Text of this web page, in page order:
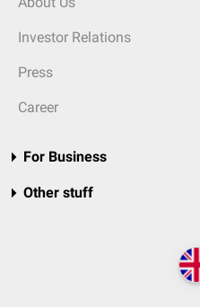
Investor Relations
Press
Career
For Business
Other stuff